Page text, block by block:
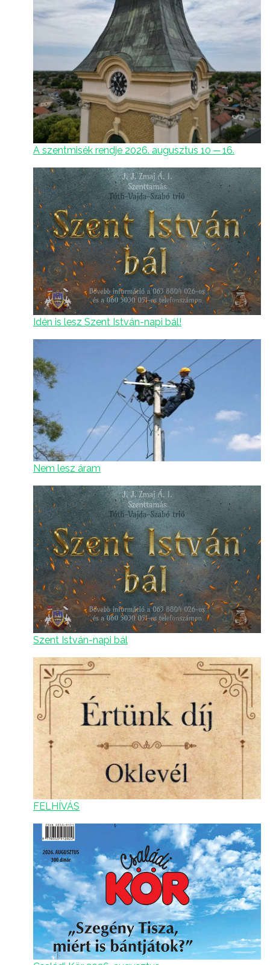
A szentmisék rendje 2026. augusztus 10 ─ 16.
Idén is lesz Szent István-napi bál!
Nem lesz áram
Szent István-napi bál
FELHÍVÁS